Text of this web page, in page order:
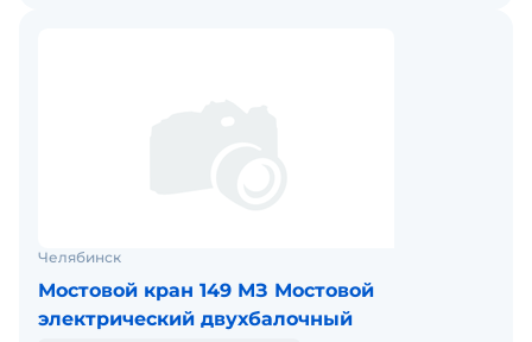
Челябинск
Мостовой кран 149 МЗ Мостовой
электрический двухбалочный